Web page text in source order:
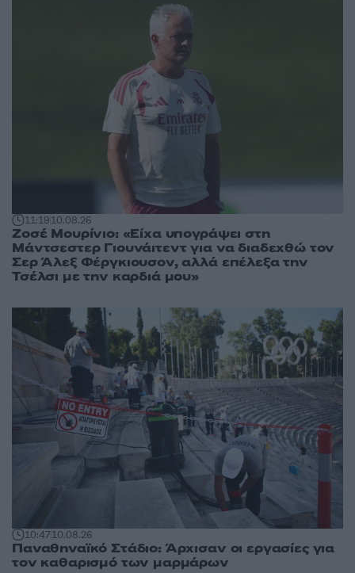
11:1910.08.26
Ζοσέ Μουρίνιο: «Είχα υπογράψει στη
Μάντσεστερ Γιουνάιτεντ για να διαδεχθώ τον
Σερ Άλεξ Φέργκιουσον, αλλά επέλεξα την
Τσέλσι με την καρδιά μου»
10:4710.08.26
Παναθηναϊκό Στάδιο: Άρχισαν οι εργασίες για
τον καθαρισμό των μαρμάρων